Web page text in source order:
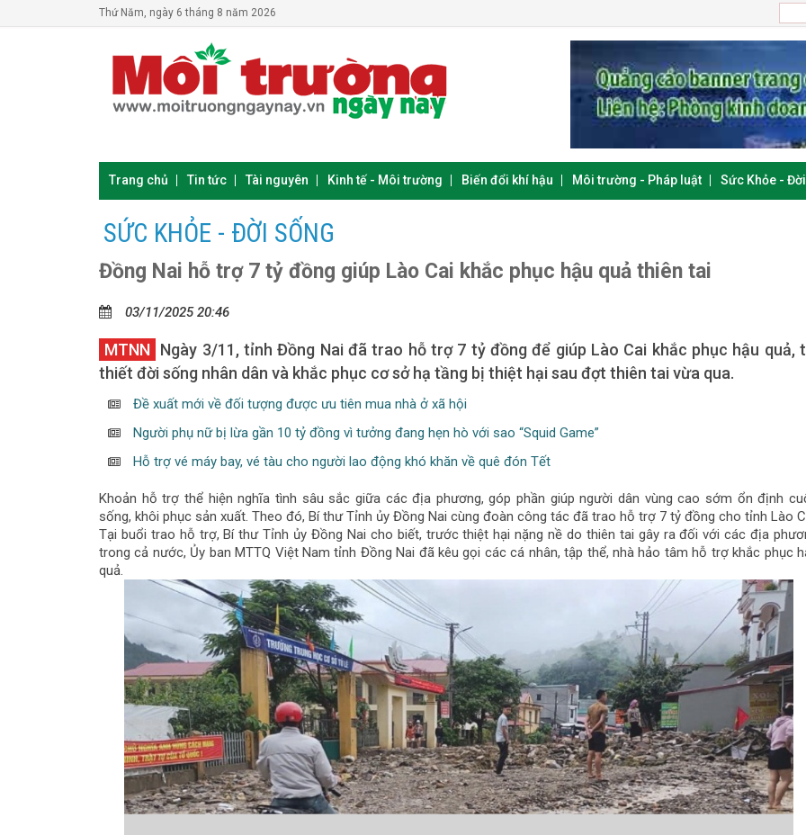
Thứ Năm, ngày 6 tháng 8 năm 2026
Trang chủ Tin tức Tài nguyên Kinh tế - Môi trường Biến đổi khí hậu Môi trường - Pháp luật Sức Khỏe -
SỨC KHỎE - ĐỜI SỐNG
Đồng Nai hỗ trợ 7 tỷ đồng giúp Lào Cai khắc phục hậu quả thiên tai
03/11/2025 20:46
MTNN Ngày 3/11, tỉnh Đồng Nai đã trao hỗ trợ 7 tỷ đồng để giúp Lào Cai khắc phục hậu quả,
thiết đời sống nhân dân và khắc phục cơ sở hạ tầng bị thiệt hại sau đợt thiên tai vừa qua.
Đề xuất mới về đối tượng được ưu tiên mua nhà ở xã hội
Người phụ nữ bị lừa gần 10 tỷ đồng vì tưởng đang hẹn hò với sao “Squid Game”
Hỗ trợ vé máy bay, vé tàu cho người lao động khó khăn về quê đón Tết
Khoản hỗ trợ thể hiện nghĩa tình sâu sắc giữa các địa phương, góp phần giúp người dân vùng cao sớm ổn định
sống, khôi phục sản xuất. Theo đó, Bí thư Tỉnh ủy Đồng Nai cùng đoàn công tác đã trao hỗ trợ 7 tỷ đồng cho tỉnh Lào
Tại buổi trao hỗ trợ, Bí thư Tỉnh ủy Đồng Nai cho biết, trước thiệt hại nặng nề do thiên tai gây ra đối với các địa
trong cả nước, Ủy ban MTTQ Việt Nam tỉnh Đồng Nai đã kêu gọi các cá nhân, tập thể, nhà hảo tâm hỗ trợ khắc phục
quả.